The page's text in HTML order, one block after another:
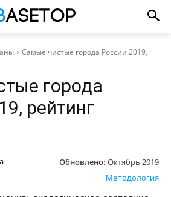
Самые чистые города России 2019,
города
рейтинг
Обновлено: Октябрь 2019
Методология